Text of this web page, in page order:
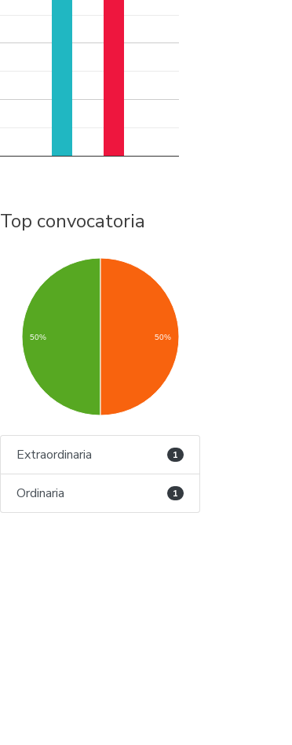
Top convocatoria
50% 50%
Extraordinaria 1
Ordinaria 1